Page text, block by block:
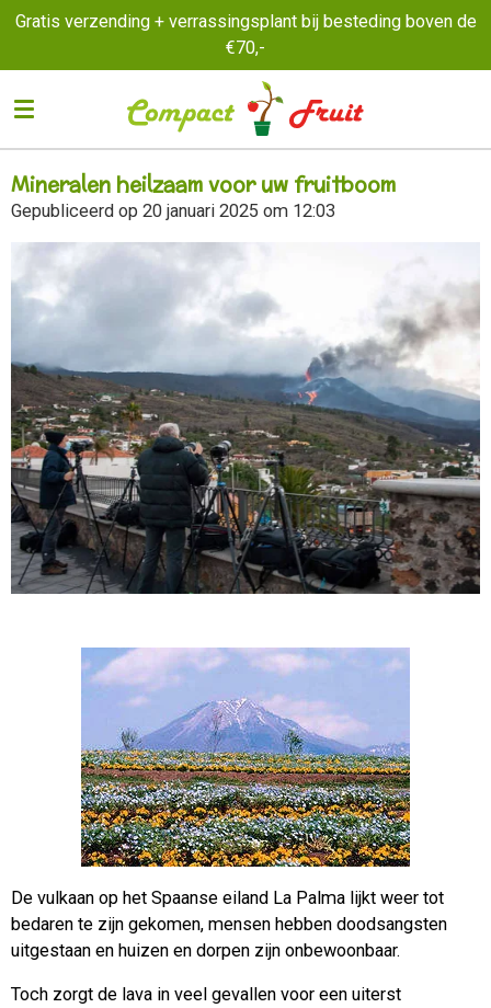
Ga
naar
de
Gratis verzending + verrassingsplant bij besteding boven de
€70,-
Mineralen heilzaam voor uw fruitboom
Gepubliceerd op 20 januari 2025 om 12:03
De vulkaan op het Spaanse eiland La Palma lijkt weer tot
bedaren te zijn gekomen, mensen hebben doodsangsten
uitgestaan en huizen en dorpen zijn onbewoonbaar.
Toch zorgt de lava in veel gevallen voor een uiterst